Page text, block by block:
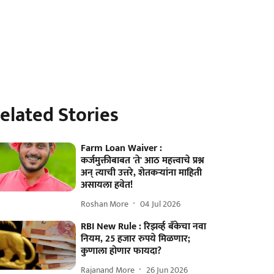
Stories
Farm Loan Waiver :
कर्जमुक्तीबाबत 'ते' आठ महत्त्वाचे प्रश्न
अन् त्याची उत्तरे, शेतकऱ्यांना माहिती
असायला हवेत!
Roshan More 04 Jul 2026
RBI New Rule : रिझर्व्ह बँकेचा नवा
नियम, 25 हजार रुपये मिळणार;
कुणाला होणार फायदा?
Rajanand More 26 Jun 2026